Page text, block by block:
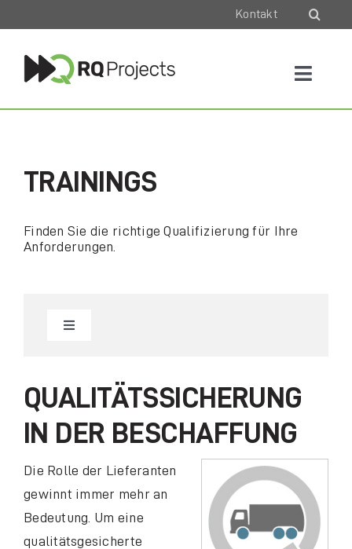
content
Kontakt
Toggle
Consulting & Coaching
TRAININGS
Finden Sie die richtige Qualifizierung für Ihre
Anforderungen.
Toggle
Alle Trainings und Lehrgänge
Zertifizierte Lehrgänge
Inhouse-Qualifizierung
QUALITÄTSSICHERUNG
IN DER BESCHAFFUNG
Die Rolle der Lieferanten
gewinnt immer mehr an
Bedeutung. Um eine
qualitätsgesicherte